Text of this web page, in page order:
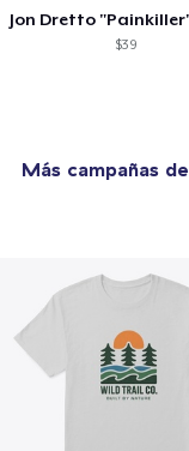
$39
Más campañas de